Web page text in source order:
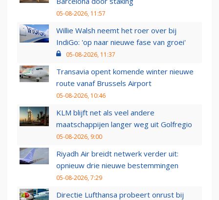
05-08-2026, 11:57
Willie Walsh neemt het roer over bij
IndiGo: 'op naar nieuwe fase van groei'
05-08-2026, 11:37
Transavia opent komende winter nieuwe
route vanaf Brussels Airport
05-08-2026, 10:46
KLM blijft net als veel andere
maatschappijen langer weg uit Golfregio
05-08-2026, 9:00
Riyadh Air breidt netwerk verder uit:
opnieuw drie nieuwe bestemmingen
05-08-2026, 7:29
Directie Lufthansa probeert onrust bij